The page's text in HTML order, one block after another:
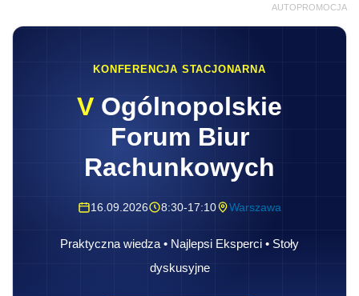
AUTOPROMOCJA
KONFERENCJA STACJONARNA
V Ogólnopolskie
Forum Biur
Rachunkowych
16.09.2026 8:30-17:10 Warszawa
Praktyczna wiedza • Najlepsi Eksperci • Stoły
dyskusyjne